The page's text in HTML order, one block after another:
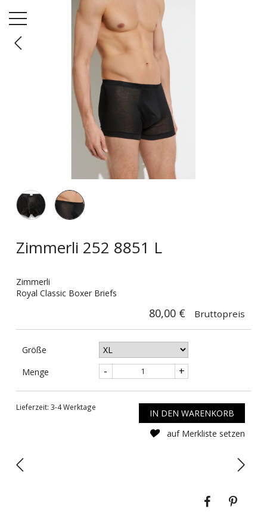
Startseite Unterwäsche
Zimmerli 252 8851 L
Zimmerli
Royal Classic Boxer Briefs
80,00 € Bruttopreis
Größe
Menge
- +
Lieferzeit: 3-4 Werktage
IN DEN WARENKORB
auf Merkliste setzen
Teilen